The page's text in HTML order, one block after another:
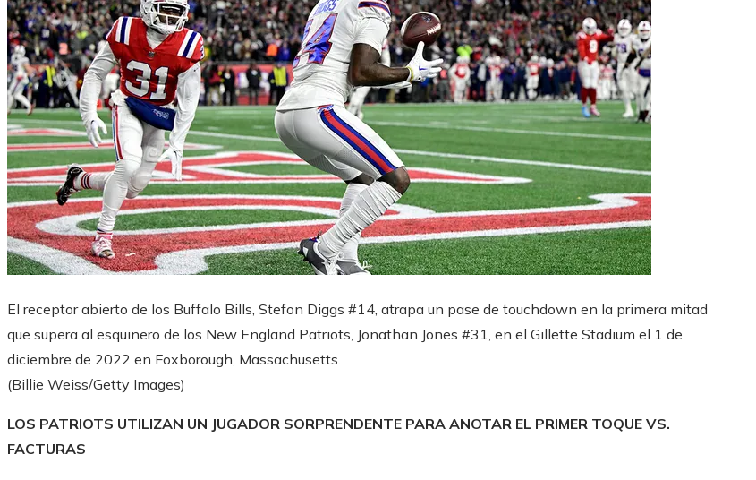
El receptor abierto de los Buffalo Bills, Stefon Diggs #14, atrapa un pase de touchdown en la primera mitad
que supera al esquinero de los New England Patriots, Jonathan Jones #31, en el Gillette Stadium el 1 de
diciembre de 2022 en Foxborough, Massachusetts.
(Billie Weiss/Getty Images)
LOS PATRIOTS UTILIZAN UN JUGADOR SORPRENDENTE PARA ANOTAR EL PRIMER TOQUE VS.
FACTURAS